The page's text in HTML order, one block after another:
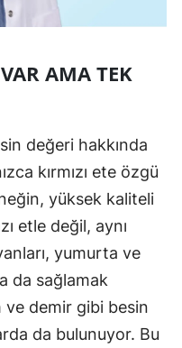
AMA TEK
değeri hakkında
kırmızı ete özgü
yüksek kaliteli
etle değil, aynı
yumurta ve
da sağlamak
ve demir gibi besin
da bulunuyor. Bu